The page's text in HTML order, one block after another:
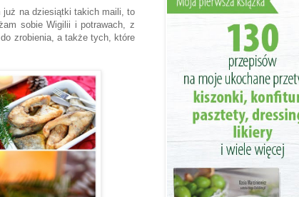
już na dziesiątki takich maili, to
sobie Wigilii i potrawach, z
zrobienia, a także tych, które